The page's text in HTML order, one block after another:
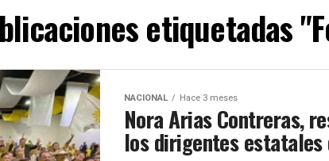
etiquetadas
NACIONAL Hace 3 meses
Nora Arias Contreras,
los dirigentes estatales